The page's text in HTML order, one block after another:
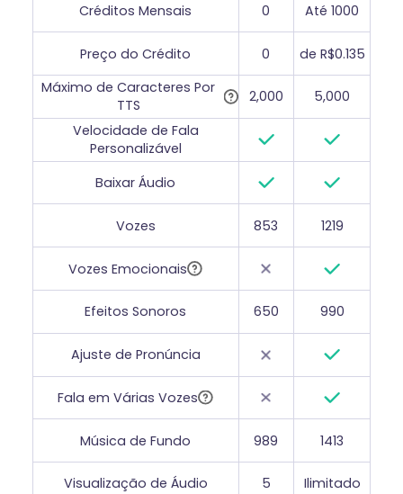
Créditos Mensais
Preço do Crédito
Máximo de Caracteres Por
TTS
Velocidade de Fala
Personalizável
Baixar Áudio
Vozes
Vozes Emocionais
Efeitos Sonoros
Ajuste de Pronúncia
Fala em Várias Vozes
Música de Fundo
Visualização de Áudio
0
0
2,000
853
650
989
5
Até 1000
de R$0.135
5,000
1219
990
1413
Ilimitado